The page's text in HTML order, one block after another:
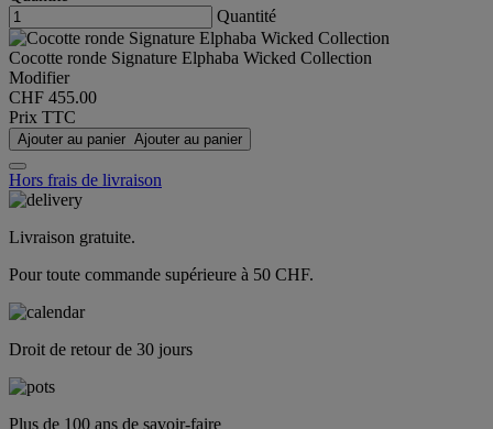
Quantité
Cocotte ronde Signature Elphaba Wicked Collection
Modifier
CHF 455.00
Prix TTC
Ajouter au panier Ajouter au panier
Hors frais de livraison
Livraison gratuite.
Pour toute commande supérieure à 50 CHF.
Droit de retour de 30 jours
Plus de 100 ans de savoir-faire